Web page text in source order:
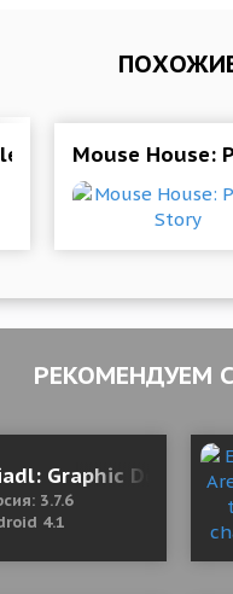
Mouse House:
РЕКОМЕНДУЕМ
Graphic Design,
3.7.6
4.1